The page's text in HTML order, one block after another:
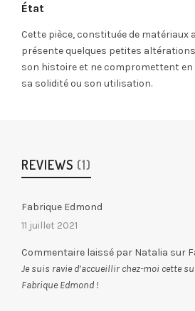
État
Cette pièce, constituée de matériaux
présente quelques petites
son histoire et ne compromettent en
sa solidité ou son utilisation.
REVIEWS (1)
Fabrique Edmond
11 juillet 2021
Commentaire laissé par Natalia sur
Je suis ravie d’accueillir chez-moi cette
Fabrique Edmond !